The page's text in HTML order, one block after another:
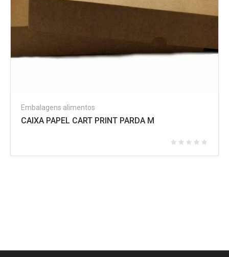
Embalagens alimentos
CAIXA PAPEL CART PRINT PARDA M